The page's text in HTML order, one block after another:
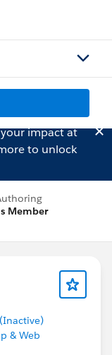
impact at
to unlock
Member
& Web